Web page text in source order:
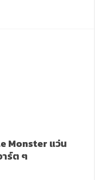
Monster แว่น
ร์ต ๆ